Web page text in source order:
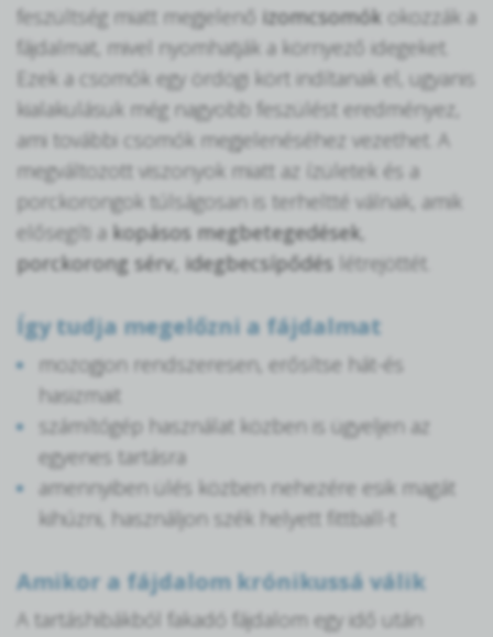
feszültség miatt megjelenő izomcsomók okozzák a
fájdalmat, mivel nyomhatják a környező idegeket.
Ezek a csomók egy ördögi kört indítanak el, ugyanis
kialakulásuk még nagyobb feszülést eredményez,
ami további csomók megjelenéséhez vezethet. A
megváltozott viszonyok miatt az ízületek és a
porckorongok túlságosan is terheltté válnak, amik
elősegíti a kopásos megbetegedések,
porckorong sérv, idegbecsípődés létrejöttét.
Így tudja megelőzni a fájdalmat
mozogjon rendszeresen, erősítse hát-és
hasizmait
számítógép használat közben is ügyeljen az
egyenes tartásra
amennyiben ülés közben nehezére esik magát
kihúzni, használjon szék helyett fittball-t
Amikor a fájdalom krónikussá válik
A tartáshibákból fakadó fájdalom egy idő után